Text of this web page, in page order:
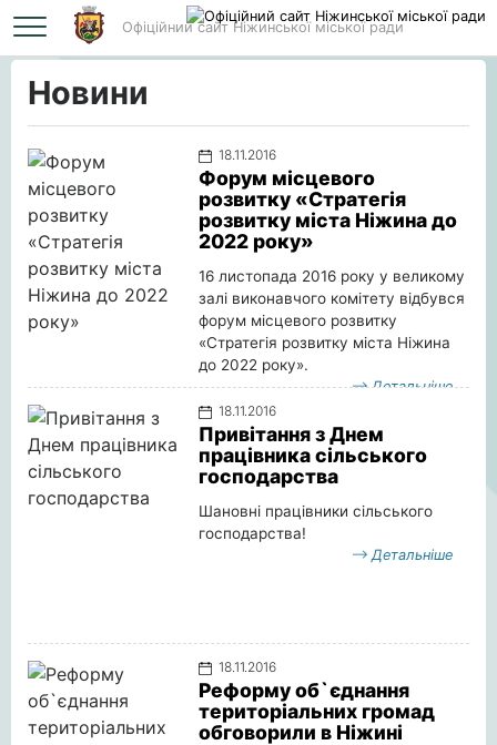
Офіційний сайт Ніжинської міської ради
Головна Новини
Новини
18.11.2016
Форум місцевого
розвитку «Стратегія
розвитку міста Ніжина до
2022 року»
16 листопада 2016 року у великому
залі виконавчого комітету відбувся
форум місцевого розвитку
«Стратегія розвитку міста Ніжина
до 2022 року».
Детальніше
18.11.2016
Привітання з Днем
працівника сільського
господарства
Шановні працівники сільського
господарства!
Детальніше
18.11.2016
Реформу об`єднання
територіальних громад
обговорили в Ніжині